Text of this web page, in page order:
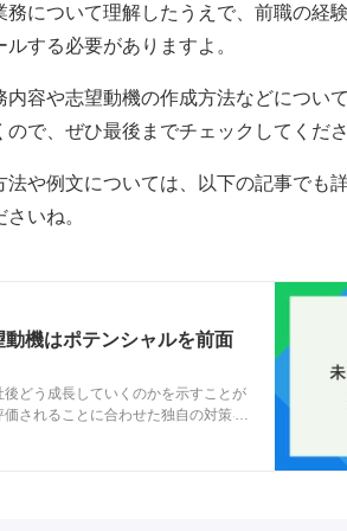
について理解したうえで、前職の経
する必要がありますよ。
内容や志望動機の作成方法などについ
で、ぜひ最後までチェックしてくださ
法や例文については、以下の記事でも
いね。
機はポテンシャルを前面
どう成長していくのかを示すことが
されることに合わせた独自の対策を
リアアドバイザーが、未経験就職の